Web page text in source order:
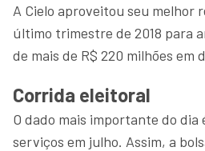
A Cielo aproveitou seu melhor
último trimestre de 2018 para
de mais de R$ 220 milhões em
Corrida eleitoral
O dado mais importante do dia
serviços em julho. Assim, a